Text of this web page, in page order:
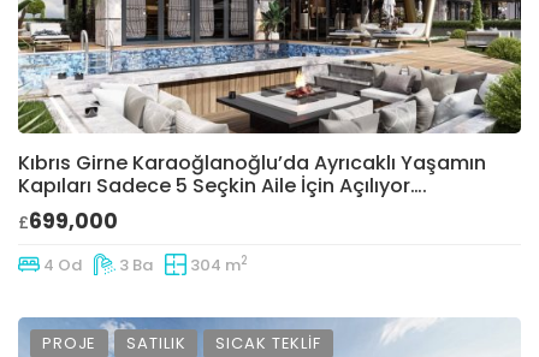
Kıbrıs Girne Karaoğlanoğlu’da Ayrıcaklı Yaşamın
Kapıları Sadece 5 Seçkin Aile İçin Açılıyor….
£699,000
4 Od 3 Ba 304 m2
PROJE SATILIK SICAK TEKLIF